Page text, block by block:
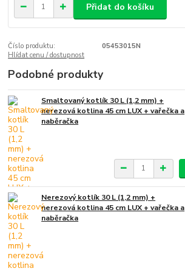
Přidat do košíku
Číslo produktu:
05453015N
Hlídat cenu / dostupnost
Podobné produkty
Smaltovaný kotlík 30 L (1,2 mm) +
nerezová kotlina 45 cm LUX + vařečka a
naběračka
Nerezový kotlík 30 L (1,2 mm) +
nerezová kotlina 45 cm LUX + vařečka a
naběračka